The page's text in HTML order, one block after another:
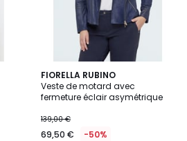
FIORELLA RUBINO
Veste de motard avec
fermeture éclair asymétrique
139,00 €
69,50 € -50%